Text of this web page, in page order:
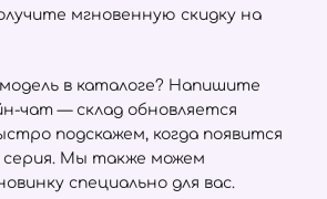
мгновенную скидку на
в каталоге? Напишите
чат — склад обновляется
подскажем, когда появится
серия. Мы также можем
специально для вас.